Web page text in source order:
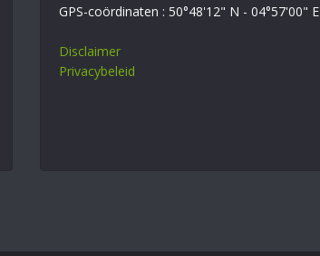
GPS-coördinaten : 50°48'12" N - 04°57'00" E
Disclaimer
Privacybeleid